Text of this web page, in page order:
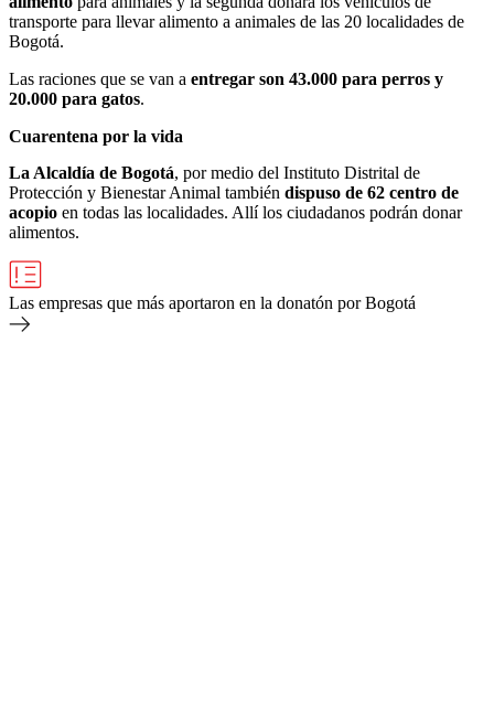
transporte para llevar alimento a animales de las 20 localidades de
Bogotá.
Las raciones que se van a entregar son 43.000 para perros y
20.000 para gatos.
Cuarentena por la vida
La Alcaldía de Bogotá, por medio del Instituto Distrital de
Protección y Bienestar Animal también dispuso de 62 centro de
acopio en todas las localidades. Allí los ciudadanos podrán donar
alimentos.
Las empresas que más aportaron en la donatón por Bogotá